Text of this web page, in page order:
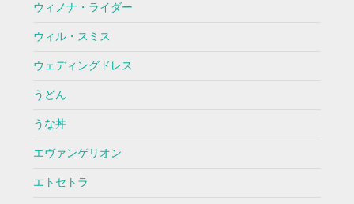
ウィノナ・ライダー
ウィル・スミス
ウェディングドレス
うどん
うな丼
エヴァンゲリオン
エトセトラ